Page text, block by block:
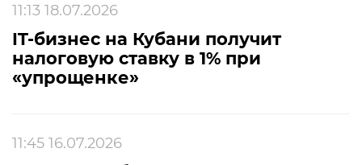
11:13 18.07.2026
IT-бизнес на Кубани получит
налоговую ставку в 1% при
«упрощенке»
11:45 16.07.2026